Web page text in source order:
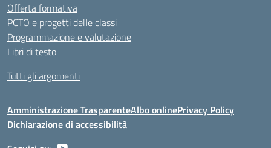
Offerta formativa
PCTO e progetti delle classi
Programmazione e valutazione
Libri di testo
Tutti gli argomenti
Amministrazione TrasparenteAlbo onlinePrivacy Policy
Dichiarazione di accessibilità